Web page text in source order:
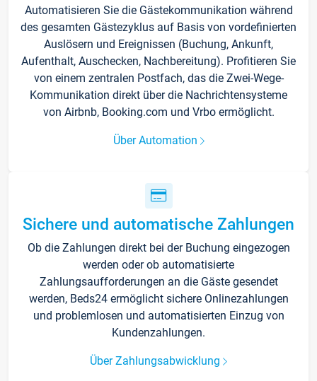
Automatisieren Sie die Gästekommunikation während
des gesamten Gästezyklus auf Basis von vordefinierten
Auslösern und Ereignissen (Buchung, Ankunft,
Aufenthalt, Auschecken, Nachbereitung). Profitieren Sie
von einem zentralen Postfach, das die Zwei-Wege-
Kommunikation direkt über die Nachrichtensysteme
von Airbnb, Booking.com und Vrbo ermöglicht.
Über Automation
Sichere und automatische Zahlungen
Ob die Zahlungen direkt bei der Buchung eingezogen
werden oder ob automatisierte
Zahlungsaufforderungen an die Gäste gesendet
werden, Beds24 ermöglicht sichere Onlinezahlungen
und problemlosen und automatisierten Einzug von
Kundenzahlungen.
Über Zahlungsabwicklung